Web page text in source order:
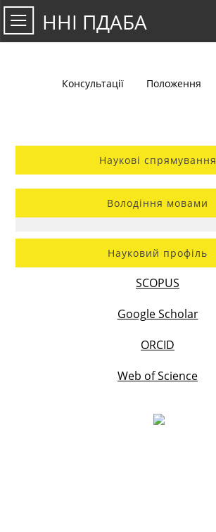
ННІ ПДАБА
Консультації Положення
Наукові спрямування
Володіння мовами
Науковий профіль
SCOPUS
Google Scholar
ORCID
Web of Science